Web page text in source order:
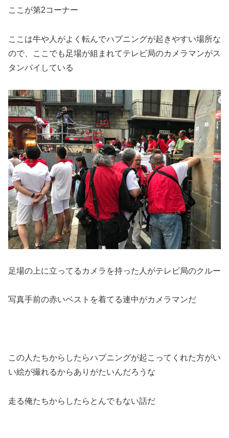
ここが第2コーナー
ここは牛や人がよく転んでハプニングが起きやすい場所な
ので、ここでも足場が組まれてテレビ局のカメラマンがス
タンバイしている
足場の上に立ってるカメラを持った人がテレビ局のクルー
写真手前の赤いベストを着てる連中がカメラマンだ
この人たちからしたらハプニングが起こってくれた方がい
い絵が撮れるからありがたいんだろうな
走る俺たちからしたらとんでもない話だ